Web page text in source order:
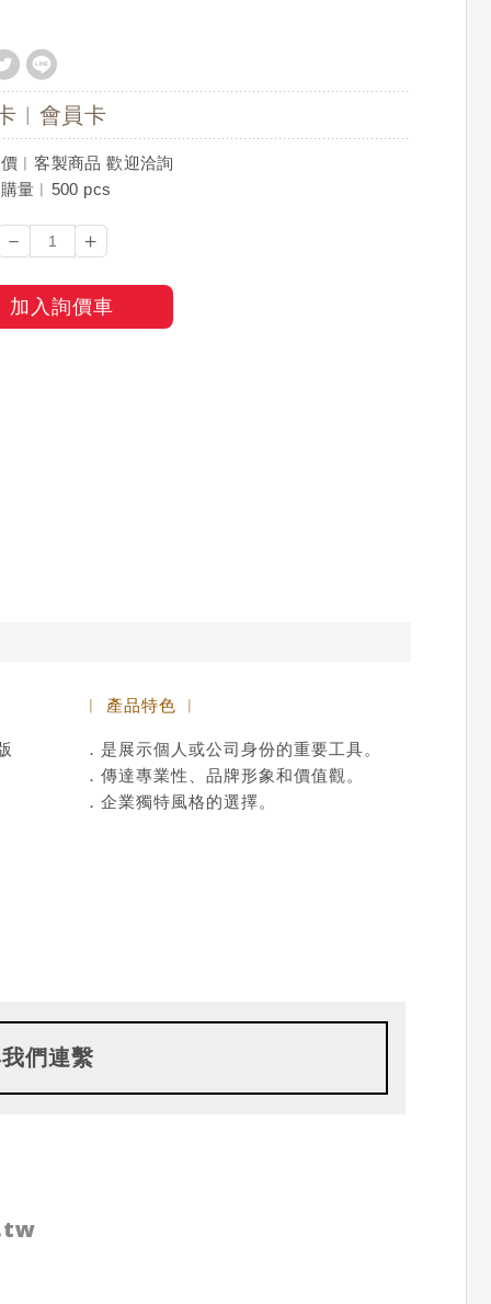
︱會員卡
︱客製商品 歡迎洽詢
量︱500 pcs
－ ＋
加入詢價車
︱ 產品特色 ︱
．是展示個人或公司身份的重要工具。
．傳達專業性、品牌形象和價值觀。
．企業獨特風格的選擇。
們連繫